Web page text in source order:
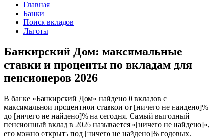
Главная
Банки
Поиск вкладов
Льготы
Банкирский Дом: максимальные
ставки и проценты по вкладам для
пенсионеров 2026
В банке «Банкирский Дом» найдено 0 вкладов с
максимальной процентной ставкой от [ничего не найдено]%
до [ничего не найдено]% на сегодня. Самый выгодный
пенсионный вклад в 2026 называется «[ничего не найдено]»,
его можно открыть под [ничего не найдено]% годовых.